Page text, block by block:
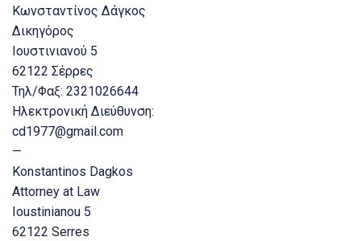
Κωνσταντίνος Δάγκος
Δικηγόρος
Ιουστινιανού 5
62122 Σέρρες
Τηλ/Φαξ: 2321026644
Ηλεκτρονική Διεύθυνση:
cd1977@gmail.com
—
Konstantinos Dagkos
Attorney at Law
Ioustinianou 5
62122 Serres